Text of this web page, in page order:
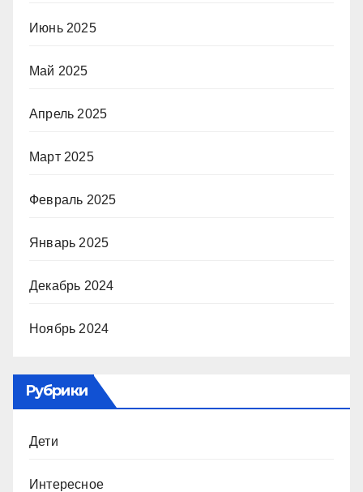
Июнь 2025
Май 2025
Апрель 2025
Март 2025
Февраль 2025
Январь 2025
Декабрь 2024
Ноябрь 2024
Рубрики
Дети
Интересное